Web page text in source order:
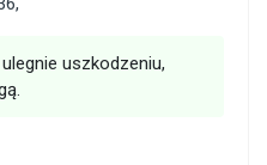
uszkodzeniu,